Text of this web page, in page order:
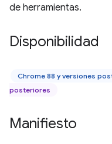
de herramientas.
Disponibilidad
Chrome 88 y versiones
posteriores
Manifiesto